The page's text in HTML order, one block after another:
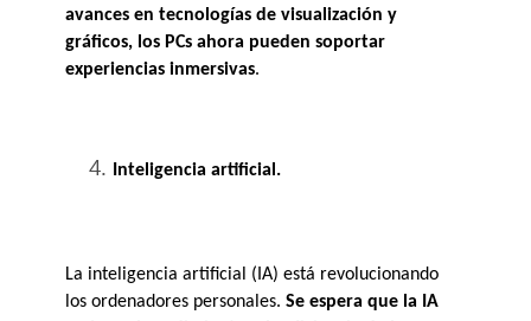
avances en tecnologías de visualización y
gráficos, los PCs ahora pueden soportar
experiencias inmersivas.
Inteligencia artificial.
La inteligencia artificial (IA) está revolucionando
los ordenadores personales. Se espera que la IA